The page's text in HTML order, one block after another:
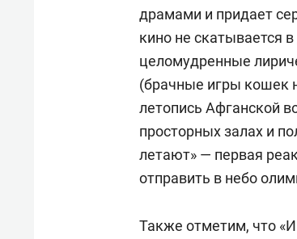
драмами и придает
кино не скатывается
целомудренные
(брачные игры кошек
летопись Афганской
просторных залах и
летают» — первая
отправить в небо
Также отметим, что